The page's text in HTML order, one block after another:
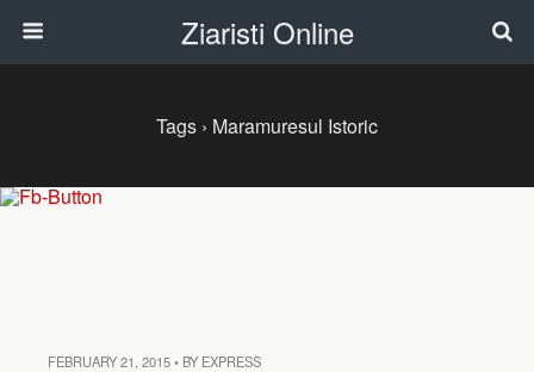
Ziaristi Online
Tags › Maramuresul Istoric
FEBRUARY 21, 2015 • BY EXPRESS